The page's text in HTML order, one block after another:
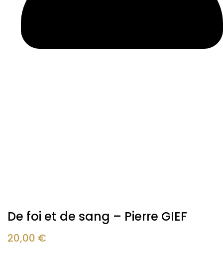
De foi et de sang – Pierre GIEF
20,00 €